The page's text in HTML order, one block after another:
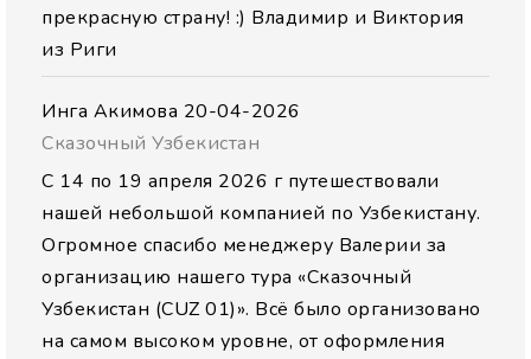
прекрасную страну! :) Владимир и Виктория
из Риги
Инга Акимова 20-04-2026
Сказочный Узбекистан
С 14 по 19 апреля 2026 г путешествовали
нашей небольшой компанией по Узбекистану.
Огромное спасибо менеджеру Валерии за
организацию нашего тура «Сказочный
Узбекистан (CUZ 01)». Всё было организовано
на самом высоком уровне, от оформления